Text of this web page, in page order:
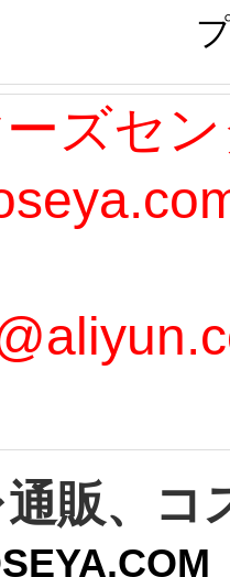
たし
ル期
まで
う...
ーズセ
販、コ